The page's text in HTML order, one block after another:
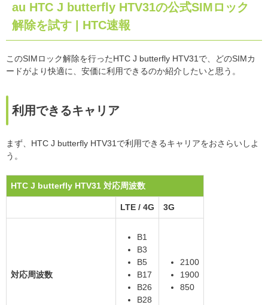
au HTC J butterfly HTV31の公式SIMロック
解除を試す | HTC速報
このSIMロック解除を行ったHTC J butterfly HTV31で、どのSIMカ
ードがより快適に、安価に利用できるのか紹介したいと思う。
利用できるキャリア
まず、HTC J butterfly HTV31で利用できるキャリアをおさらいしよ
う。
HTC J butterfly HTV31 対応周波数
LTE / 4G 3G
対応周波数
B1
B3
B5
B17
B26
B28
2100
1900
850